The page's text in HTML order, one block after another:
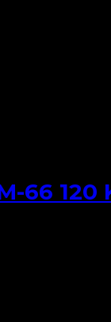
66 120